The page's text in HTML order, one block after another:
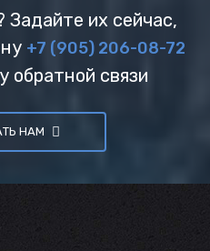
Задайте их сейчас,
+7 (905) 206-08-72
обратной связи
НАМ